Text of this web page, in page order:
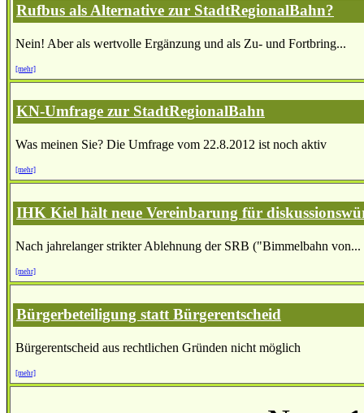
Rufbus als Alternative zur StadtRegionalBahn?
Nein! Aber als wertvolle Ergänzung und als Zu- und Fortbring...
[mehr]
KN-Umfrage zur StadtRegionalBahn
Was meinen Sie? Die Umfrage vom 22.8.2012 ist noch aktiv
[mehr]
IHK Kiel hält neue Vereinbarung für
Nach jahrelanger strikter Ablehnung der SRB ("Bimmelbahn von...
[mehr]
Bürgerbeteiligung statt Bürgerentscheid
Bürgerentscheid aus rechtlichen Gründen nicht möglich
[mehr]